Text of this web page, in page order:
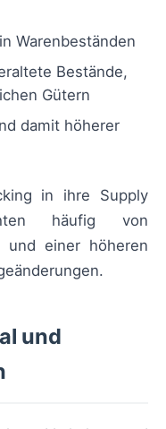
Warenbeständen
Bestände,
Gütern
damit höherer
in ihre Supply
häufig von
und einer höheren
und